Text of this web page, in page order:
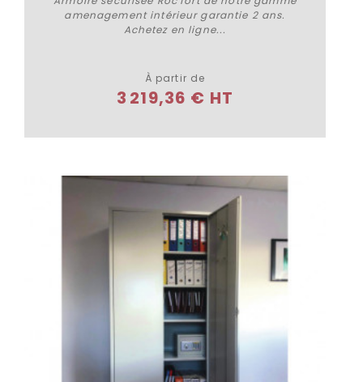
Plus de détails
amenagement intérieur garantie 2 ans.
Achetez en ligne...
À partir de
3 219,36 € HT